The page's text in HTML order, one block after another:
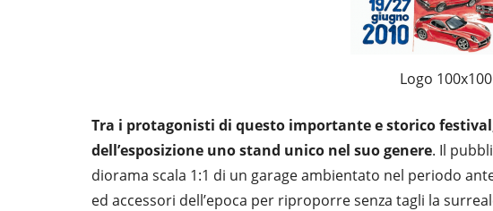
Logo 100x100
Tra i protagonisti di questo importante e storico
dell’esposizione uno stand unico nel suo genere. Il
diorama scala 1:1 di un garage ambientato nel periodo
ed accessori dell’epoca per riproporre senza tagli la